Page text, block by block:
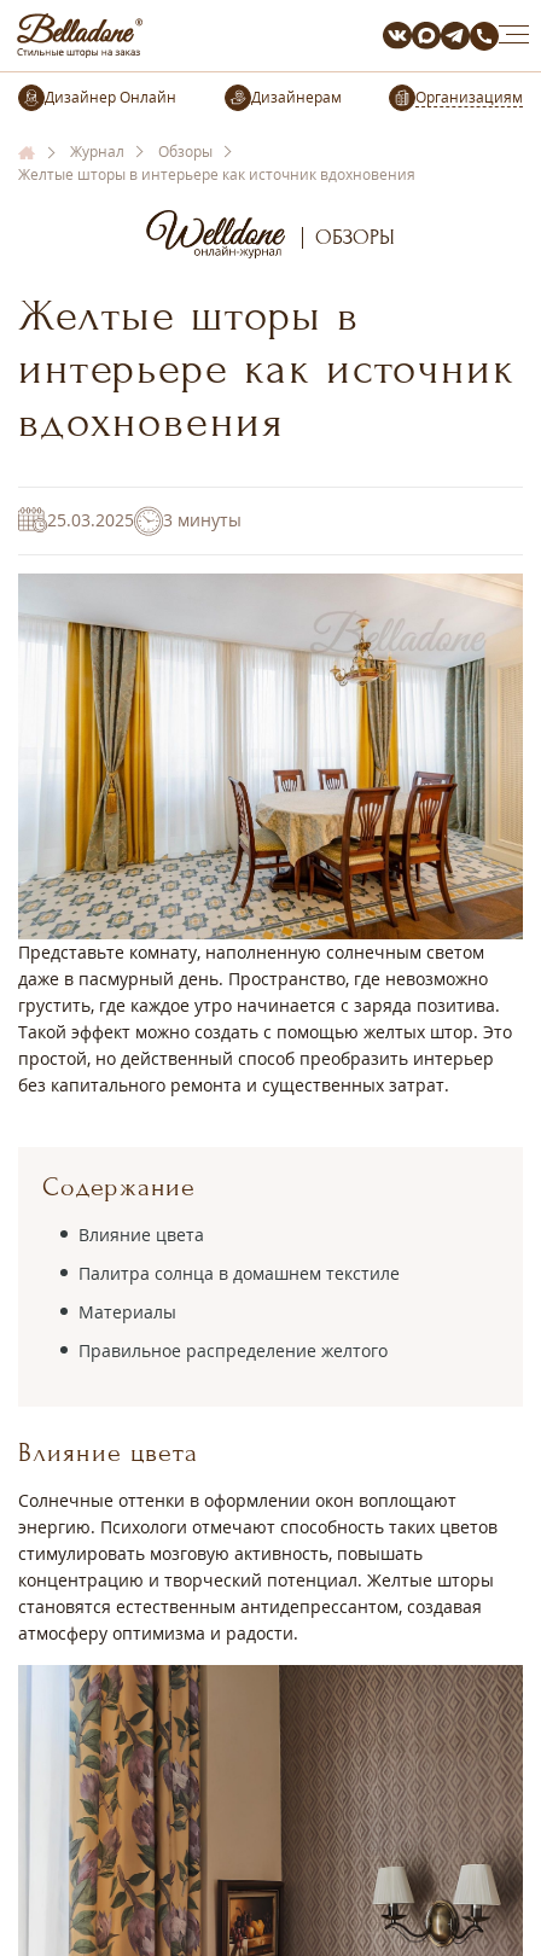
Организациям
Журнал
Обзоры
Желтые шторы в интерьере как источник вдохновения
ОБЗОРЫ
Желтые шторы в
интерьере как источник
вдохновения
25.03.2025 3 минуты
Представьте комнату, наполненную солнечным светом
даже в пасмурный день. Пространство, где невозможно
грустить, где каждое утро начинается с заряда позитива.
Такой эффект можно создать с помощью желтых штор. Это
простой, но действенный способ преобразить интерьер
без капитального ремонта и существенных затрат.
Содержание
Влияние цвета
Палитра солнца в домашнем текстиле
Материалы
Правильное распределение желтого
Влияние цвета
Солнечные оттенки в оформлении окон воплощают
энергию. Психологи отмечают способность таких цветов
стимулировать мозговую активность, повышать
концентрацию и творческий потенциал. Желтые шторы
становятся естественным антидепрессантом, создавая
атмосферу оптимизма и радости.